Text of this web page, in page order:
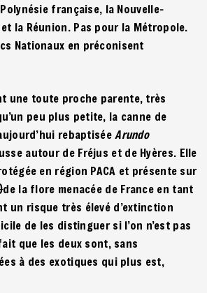
française, la Nouvelle-
la Réunion. Pas pour la Métropole.
Nationaux en préconisent
une toute proche parente, très
peu plus petite, la canne de
rebaptiséeArundo
autour de Fréjus et de Hyères. Elle
en région PACA et présente sur
de la flore menacée de France en tant
un risque très élevé d’extinction
de les distinguer si l’on n’est pas
que les deux sont, sans
à des exotiques qui plus est,